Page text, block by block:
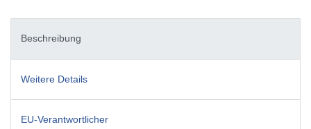
Beschreibung
Weitere Details
EU-Verantwortlicher